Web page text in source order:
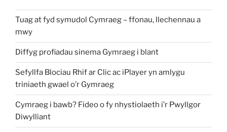
Tuag at fyd symudol Cymraeg – ffonau, llechennau a
mwy
Diffyg profiadau sinema Gymraeg i blant
Sefyllfa Blociau Rhif ar Clic ac iPlayer yn amlygu
triniaeth gwael o’r Gymraeg
Cymraeg i bawb? Fideo o fy nhystiolaeth i’r Pwyllgor
Diwylliant